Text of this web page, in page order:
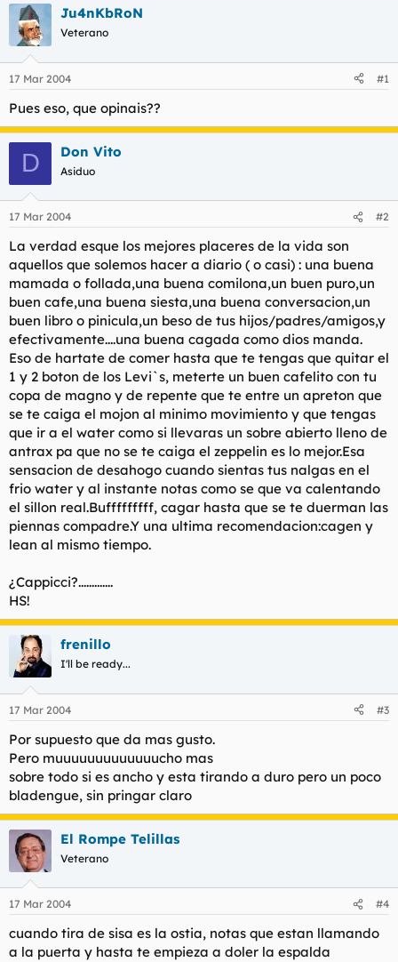
Ju4nKbRoN
Veterano
17 Mar 2004 #1
Pues eso, que opinais??
D Don Vito
Asiduo
17 Mar 2004 #2
La verdad esque los mejores placeres de la vida son
aquellos que solemos hacer a diario ( o casi) : una buena
mamada o follada,una buena comilona,un buen puro,un
buen cafe,una buena siesta,una buena conversacion,un
buen libro o pinicula,un beso de tus hijos/padres/amigos,y
efectivamente....una buena cagada como dios manda.
Eso de hartate de comer hasta que te tengas que quitar el
1 y 2 boton de los Levi`s, meterte un buen cafelito con tu
copa de magno y de repente que te entre un apreton que
se te caiga el mojon al minimo movimiento y que tengas
que ir a el water como si llevaras un sobre abierto lleno de
antrax pa que no se te caiga el zeppelin es lo mejor.Esa
sensacion de desahogo cuando sientas tus nalgas en el
frio water y al instante notas como se que va calentando
el sillon real.Bufffffffff, cagar hasta que se te duerman las
piennas compadre.Y una ultima recomendacion:cagen y
lean al mismo tiempo.
¿Cappicci?.............
HS!
frenillo
I'll be ready...
17 Mar 2004 #3
Por supuesto que da mas gusto.
Pero muuuuuuuuuuuuucho mas
sobre todo si es ancho y esta tirando a duro pero un poco
bladengue, sin pringar claro
El Rompe Telillas
Veterano
17 Mar 2004 #4
cuando tira de sisa es la ostia, notas que estan llamando
a la puerta y hasta te empieza a doler la espalda